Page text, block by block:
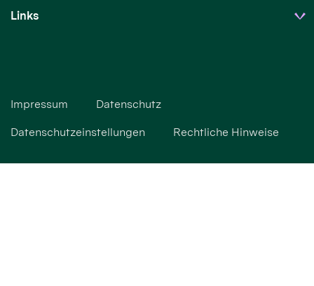
Links
Impressum Datenschutz
Datenschutzeinstellungen Rechtliche Hinweise